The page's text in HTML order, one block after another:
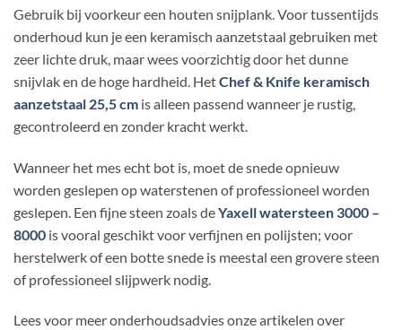
Gebruik bij voorkeur een houten snijplank. Voor tussentijds
onderhoud kun je een keramisch aanzetstaal gebruiken met
zeer lichte druk, maar wees voorzichtig door het dunne
snijvlak en de hoge hardheid. HetChef & Knife keramisch
aanzetstaal 25,5 cm is alleen passend wanneer je rustig,
gecontroleerd en zonder kracht werkt.
Wanneer het mes echt bot is, moet de snede opnieuw
worden geslepen op waterstenen of professioneel worden
geslepen. Een fijne steen zoals deYaxell watersteen 3000 –
8000 is vooral geschikt voor verfijnen en polijsten; voor
herstelwerk of een botte snede is meestal een grovere steen
of professioneel slijpwerk nodig.
Lees voor meer onderhoudsadvies onze artikelen over